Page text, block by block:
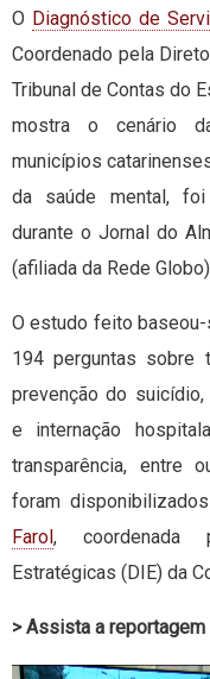
O Diagnóstico de
Coordenado pela
Tribunal de Contas do
mostra o cenário
municípios
da saúde mental,
durante o Jornal do
(afiliada da Rede
O estudo feito
194 perguntas sobre
prevenção do
e internação
transparência, entre
foram
Farol, coordenada
Estratégicas (DIE) da
> Assista a reportagem